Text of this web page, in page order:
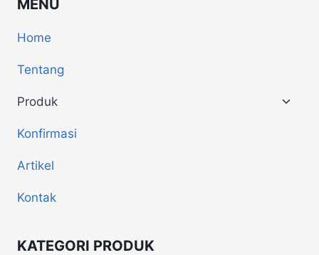
MENU
Home
Tentang
Produk
Konfirmasi
Artikel
Kontak
KATEGORI PRODUK